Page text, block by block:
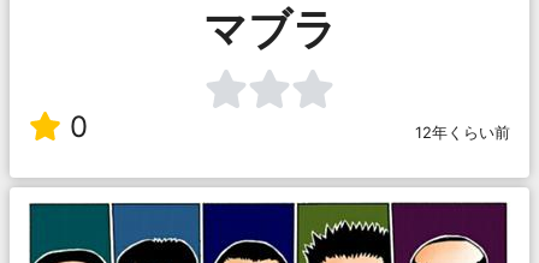
マブラ
0 12年くらい前